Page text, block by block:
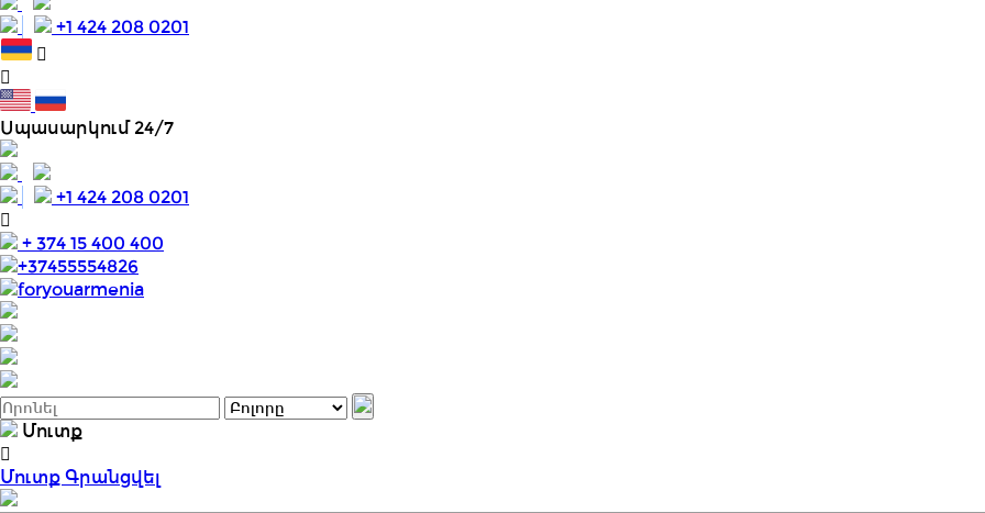
+1 424 208 0201
Սպասարկում 24/7
+1 424 208 0201
+ 374 15 400 400
+37455554826
foryouarmenia
Մուտք
ՄուտքԳրանցվել